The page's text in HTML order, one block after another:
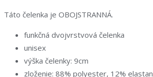
Táto čelenka je OBOJSTRANNÁ.
funkčná dvojvrstvová čelenka
unisex
výška čelenky: 9cm
zloženie: 88% polyester, 12% elastan